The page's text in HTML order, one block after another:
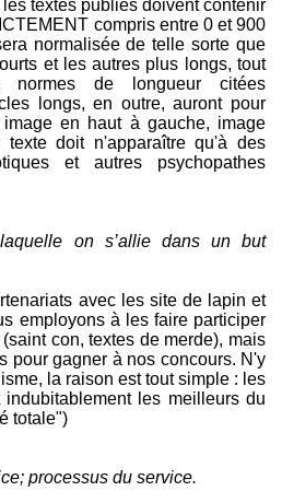
textes publiés doivent contenir
compris entre 0 et 900
normalisée de telle sorte que
et les autres plus longs, tout
de longueur citées
longs, en outre, auront pour
en haut à gauche, image
doit n'apparaître qu'à des
et autres psychopathes
on s’allie dans un but
avec les site de lapin et
employons à les faire participer
con, textes de merde), mais
pour gagner à nos concours. N'y
la raison est tout simple : les
les meilleurs du
totale")
processus du service.